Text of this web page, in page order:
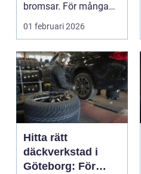
bromsar. För många
bilägare i Öster...
01 februari 2026
Hitta rätt
däckverkstad i
Göteborg: För